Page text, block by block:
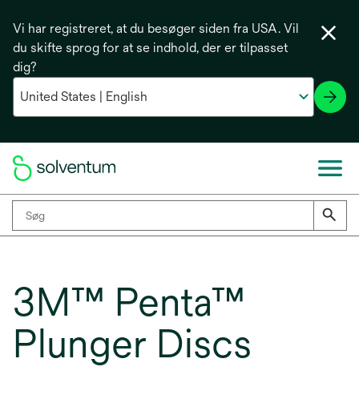
Vi har registreret, at du besøger siden fra USA. Vil
du skifte sprog for at se indhold, der er tilpasset
dig?
3M™ Penta™
Plunger Discs